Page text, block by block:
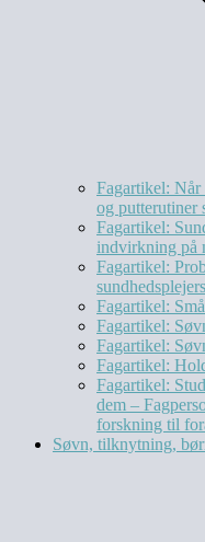
Fagartikel:
og putterutiner
Fagartikel:
indvirkning på
Fagartikel:
Fagartikel:
Fagartikel:
Fagartikel:
Fagartikel:
Fagartikel:
dem –
forskning til
Søvn, tilknytning,